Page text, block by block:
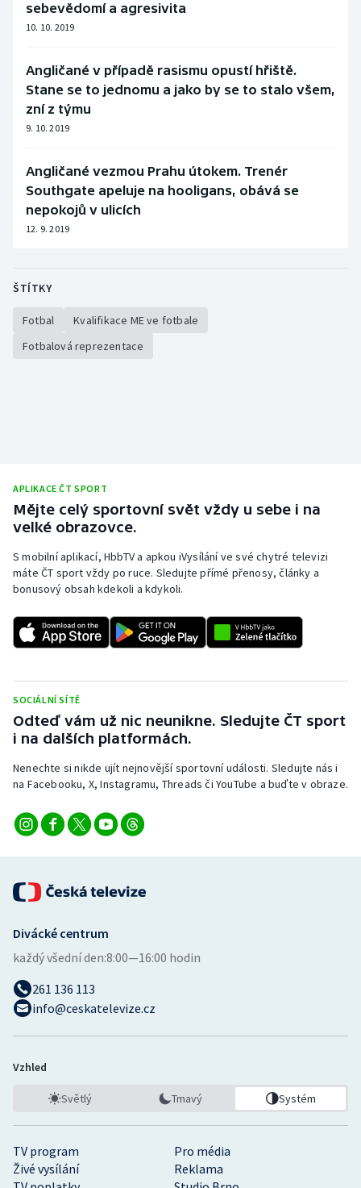
sebevědomí a agresivita
10. 10. 2019
Angličané v případě rasismu opustí hřiště.
Stane se to jednomu a jako by se to stalo všem,
zní z týmu
9. 10. 2019
Angličané vezmou Prahu útokem. Trenér
Southgate apeluje na hooligans, obává se
nepokojů v ulicích
12. 9. 2019
ŠTÍTKY
Fotbal
Kvalifikace ME ve fotbale
Fotbalová reprezentace
APLIKACE ČT SPORT
Mějte celý sportovní svět vždy u sebe i na
velké obrazovce.
S mobilní aplikací, HbbTV a apkou iVysílání ve své chytré televizi
máte ČT sport vždy po ruce. Sledujte přímé přenosy, články a
bonusový obsah kdekoli a kdykoli.
SOCIÁLNÍ SÍTĚ
Odteď vám už nic neunikne. Sledujte ČT sport
i na dalších platformách.
Nenechte si nikde ujít nejnovější sportovní události. Sledujte nás i
na Facebooku, X, Instagramu, Threads či YouTube a buďte v obraze.
TV program
Pro média
Živé vysílání
Reklama
Divácké centrum
každý všední den:8:00—16:00 hodin
261 136 113
info@ceskatelevize.cz
Vzhled
Světlý Tmavý Systém